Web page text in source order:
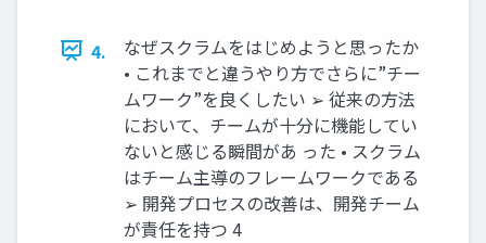
4.
なぜスクラムをはじめようと思ったか
• これまでと違うやり方でさらに”チー
ムワーク”を良くしたい ➢ 従来の方法
において、チームが十分に機能してい
ないと感じる瞬間があ った • スクラム
はチーム主導のフレームワークである
➢ 開発プロセスの改善は、開発チーム
が責任を持つ 4